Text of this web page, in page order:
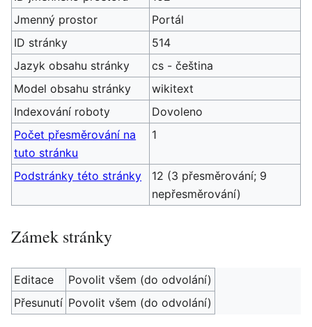
Jmenný prostor
Portál
ID stránky
514
Jazyk obsahu stránky
cs - čeština
Model obsahu stránky
wikitext
Indexování roboty
Dovoleno
Počet přesměrování na
tuto stránku
1
Podstránky této stránky
12 (3 přesměrování; 9
nepřesměrování)
Zámek stránky
Editace
Povolit všem (do odvolání)
Přesunutí Povolit všem (do odvolání)